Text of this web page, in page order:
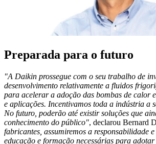
Preparada para o futuro
"A Daikin prossegue com o seu trabalho de
desenvolvimento relativamente a fluidos
para acelerar a adoção das bombas de calor
e aplicações. Incentivamos toda a indústria a
No futuro, poderão até existir soluções que
conhecimento do público", declarou Bernard
fabricantes, assumiremos a responsabilidade
educação e formação necessárias para adotar